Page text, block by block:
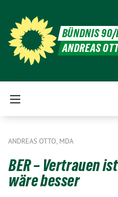
BÜNDNIS 90/
ANDREAS
ANDREAS OTTO, MDA
BER – Vertrauen
wäre besser